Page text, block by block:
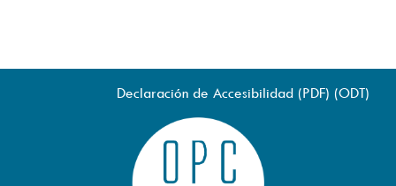
Declaración de Accesibilidad (PDF) (ODT)